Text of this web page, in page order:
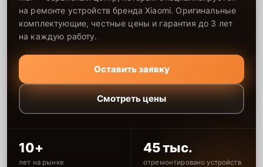
на ремонте устройств бренда Xiaomi. Оригинальные
комплектующие, честные цены и гарантия до 3 лет
на каждую работу.
Оставить заявку
Смотреть цены
10+
лет на рынке
45 тыс.
отремонтировано устройств